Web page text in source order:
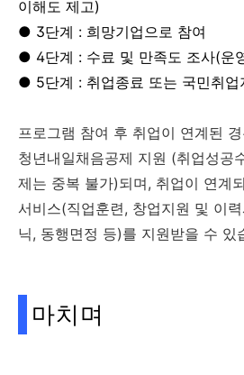
이해도 제고)
● 3단계 : 희망기업으로 참여
● 4단계 : 수료 및 만족도 조사(운
● 5단계 : 취업종료 또는 국민취업
프로그램 참여 후 취업이 연계된
청년내일채음공제 지원 (취업성공
제는 중복 불가)되며, 취업이 연계
서비스(직업훈련, 창업지원 및 이
닉, 동행면정 등)를 지원받을 수 있
마치며